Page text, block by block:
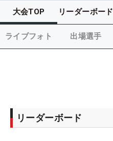
大会TOP リーダーボード
ライブフォト 出場選手
リーダーボード